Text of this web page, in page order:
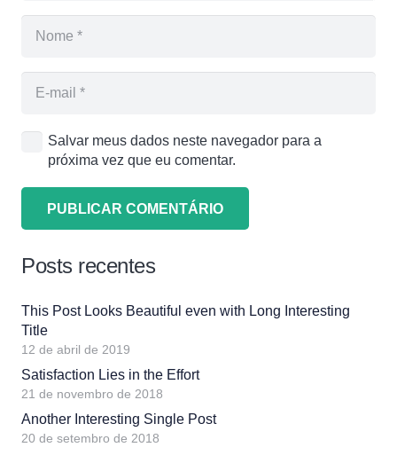
Salvar meus dados neste navegador para a
próxima vez que eu comentar.
PUBLICAR COMENTÁRIO
Posts recentes
This Post Looks Beautiful even with Long Interesting
Title
12 de abril de 2019
Satisfaction Lies in the Effort
21 de novembro de 2018
Another Interesting Single Post
20 de setembro de 2018